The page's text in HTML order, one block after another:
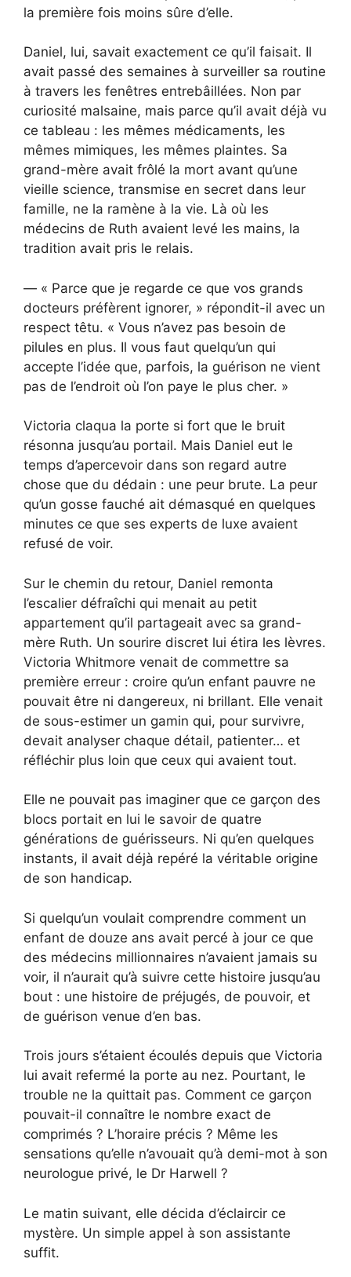
la première fois moins sûre d’elle.
Daniel, lui, savait exactement ce qu’il faisait. Il
avait passé des semaines à surveiller sa routine
à travers les fenêtres entrebâillées. Non par
curiosité malsaine, mais parce qu’il avait déjà vu
ce tableau : les mêmes médicaments, les
mêmes mimiques, les mêmes plaintes. Sa
grand-mère avait frôlé la mort avant qu’une
vieille science, transmise en secret dans leur
famille, ne la ramène à la vie. Là où les
médecins de Ruth avaient levé les mains, la
tradition avait pris le relais.
— « Parce que je regarde ce que vos grands
docteurs préfèrent ignorer, » répondit-il avec un
respect têtu. « Vous n’avez pas besoin de
pilules en plus. Il vous faut quelqu’un qui
accepte l’idée que, parfois, la guérison ne vient
pas de l’endroit où l’on paye le plus cher. »
Victoria claqua la porte si fort que le bruit
résonna jusqu’au portail. Mais Daniel eut le
temps d’apercevoir dans son regard autre
chose que du dédain : une peur brute. La peur
qu’un gosse fauché ait démasqué en quelques
minutes ce que ses experts de luxe avaient
refusé de voir.
Sur le chemin du retour, Daniel remonta
l’escalier défraîchi qui menait au petit
appartement qu’il partageait avec sa grand-
mère Ruth. Un sourire discret lui étira les lèvres.
Victoria Whitmore venait de commettre sa
première erreur : croire qu’un enfant pauvre ne
pouvait être ni dangereux, ni brillant. Elle venait
de sous-estimer un gamin qui, pour survivre,
devait analyser chaque détail, patienter… et
réfléchir plus loin que ceux qui avaient tout.
Elle ne pouvait pas imaginer que ce garçon des
blocs portait en lui le savoir de quatre
générations de guérisseurs. Ni qu’en quelques
instants, il avait déjà repéré la véritable origine
de son handicap.
Si quelqu’un voulait comprendre comment un
enfant de douze ans avait percé à jour ce que
des médecins millionnaires n’avaient jamais su
voir, il n’aurait qu’à suivre cette histoire jusqu’au
bout : une histoire de préjugés, de pouvoir, et
de guérison venue d’en bas.
Trois jours s’étaient écoulés depuis que Victoria
lui avait refermé la porte au nez. Pourtant, le
trouble ne la quittait pas. Comment ce garçon
pouvait-il connaître le nombre exact de
comprimés ? L’horaire précis ? Même les
sensations qu’elle n’avouait qu’à demi-mot à son
neurologue privé, le Dr Harwell ?
Le matin suivant, elle décida d’éclaircir ce
mystère. Un simple appel à son assistante
suffit.